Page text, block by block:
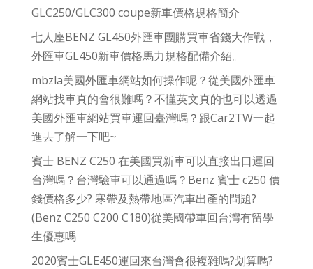
GLC250/GLC300 coupe新車價格規格簡介
七人座BENZ GL450外匯車團購買車省錢大作戰，
外匯車GL450新車價格馬力規格配備介紹。
mbzla美國外匯車網站如何操作呢？從美國外匯車
網站找車真的會很難嗎？不懂英文真的也可以透過
美國外匯車網站買車運回臺灣嗎？跟Car2TW一起
進去了解一下吧~
賓士 BENZ C250 在美國買新車可以直接出口運回
台灣嗎？台灣驗車可以通過嗎？Benz 賓士 c250 價
錢價格多少? 寒帶及熱帶地區汽車出產的問題?
(Benz C250 C200 C180)從美國帶車回台灣有留學
生優惠嗎
2020賓士GLE450運回來台灣會很複雜嗎?划算嗎?